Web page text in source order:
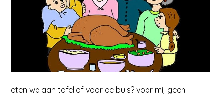
eten we aan tafel of voor de buis? voor mij geen